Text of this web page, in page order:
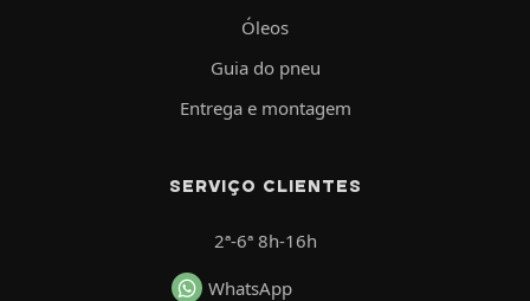
Óleos
Guia do pneu
Entrega e montagem
SERVIÇO CLIENTES
2ª-6ª 8h-16h
WhatsApp